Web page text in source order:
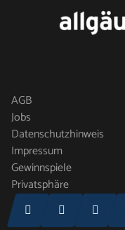
AGB
Jobs
Datenschutzhinweis
Impressum
Gewinnspiele
Privatsphäre